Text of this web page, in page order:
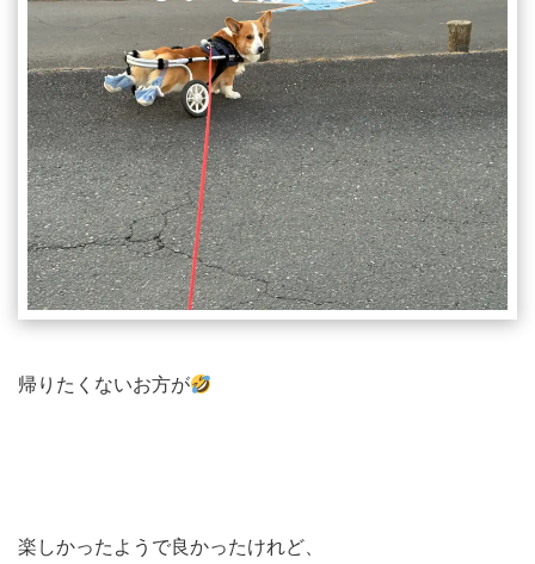
帰りたくないお方が
楽しかったようで良かったけれど、